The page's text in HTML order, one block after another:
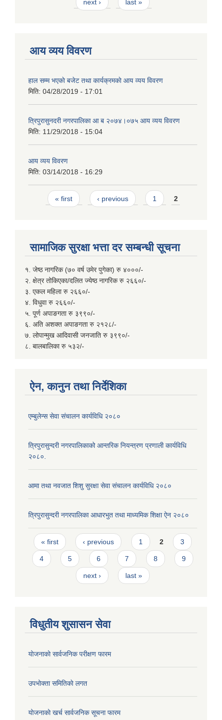
next › last »
आय व्यय विवरण
हाल सम्म भएकाे बजेट तथा कार्यक्रमकाे आय व्यय विवरण
मिति: 04/28/2019 - 17:01
त्रिपुरासुनदरी नगरपालिका आ ब २०७४।०७५ आय व्यय विवरण
मिति: 11/29/2018 - 15:04
आय व्यय विवरण
मिति: 03/14/2018 - 16:29
Pages
« first ‹ previous 1 2
सामाजिक सुरक्षा भत्ता दर सम्बन्धी सूचना
१. जेष्ठ नागरिक (७० वर्ष उमेर पुगेका) रु ४०००/-
२. क्षेत्र तोकिएका/दलित ज्येष्ठ नागरिक रु २६६०/-
३. एकल महिला रु २६६०/-
४. विधुवा रु २६६०/-
५. पूर्ण अपाङगता रु ३९९०/-
६. अति अशक्त अपाङगता रु २१२८/-
७. लोपान्मुख आदिवासी जनजाति रु ३९९०/-
८. बालबालिका रु ५३२/-
ऐन, कानुन तथा निर्देशिका
एम्बुलेन्स सेवा संचालन कार्यविधि २०८०
त्रिपुरासुन्दरी नगरपालिकाको आन्तरिक नियन्त्रण प्रणाली कार्यविधि
२०८०.
आमा तथा नवजात शिशु सुरक्षा सेवा संचालन कार्यविधि २०८०
त्रिपुरासुन्दरी नगरपालिका आधारभुत तथा माध्यमिक शिक्षा ऐन २०८०
Pages
« first ‹ previous 1 2 3
4 5 6 7 8 9
next › last »
विधुतीय शुसासन सेवा
याेजनाकाे सार्वजनिक परीक्षण फारम
उपभाेक्ता समितिकाे लगत
याेजनाकाे खर्च सार्वजनिक सूचना फारम